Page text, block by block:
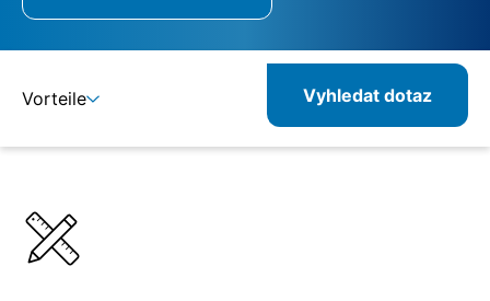
Vorteile
Kombinovatelné produkty
Související produkty
Vyhledat dotaz